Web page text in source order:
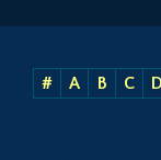
# A B C D